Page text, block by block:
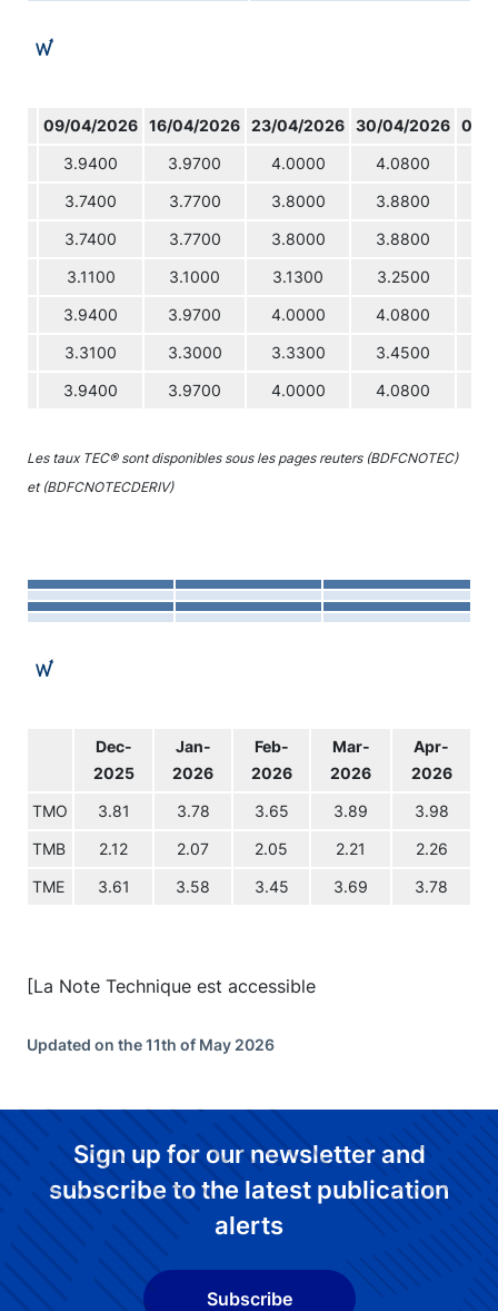
09/04/2026 16/04/2026 23/04/2026 30/04/2026 07/
3.9400 3.9700 4.0000 4.0800
3.7400 3.7700 3.8000 3.8800
3.7400 3.7700 3.8000 3.8800
3.1100 3.1000 3.1300 3.2500
3.9400 3.9700 4.0000 4.0800
3.3100 3.3000 3.3300 3.4500
3.9400 3.9700 4.0000 4.0800
Les taux TEC® sont disponibles sous les pages reuters (BDFCNOTEC)
et (BDFCNOTECDERIV)
Dec-
2025
Jan-
2026
Feb-
2026
Mar-
2026
Apr-
2026
TMO 3.81 3.78 3.65 3.89 3.98
TMB 2.12 2.07 2.05 2.21 2.26
TME 3.61 3.58 3.45 3.69 3.78
[La Note Technique est accessible
Updated on the 11th of May 2026
Sign up for our newsletter and
subscribe to the latest publication
alerts
Subscribe